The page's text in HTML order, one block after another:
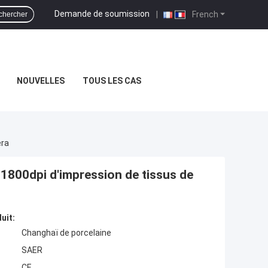
French
Demande de soumission |
NOUVELLES TOUS LES CAS
d'impression de tissus de
Changhaï de porcelaine
SAER